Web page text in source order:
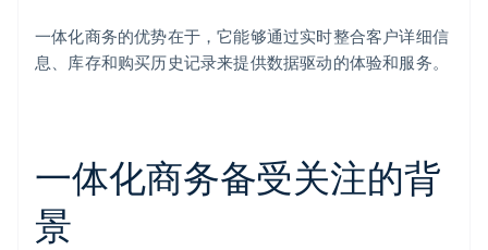
一体化商务的优势在于，它能够通过实时整合客户详细信
息、库存和购买历史记录来提供数据驱动的体验和服务。
一体化商务备受关注的背
景